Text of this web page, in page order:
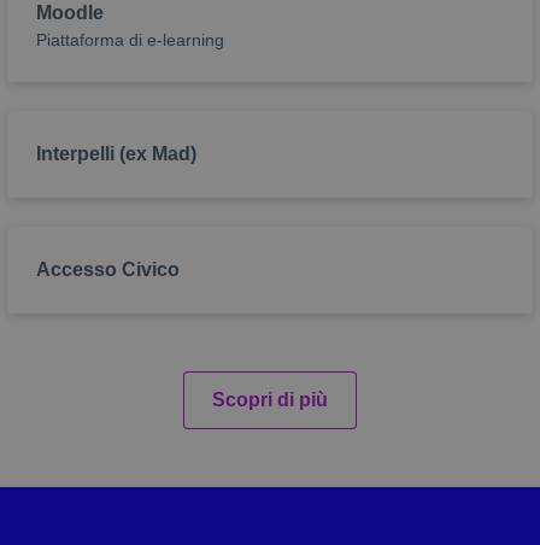
Moodle
Piattaforma di e-learning
Interpelli (ex Mad)
Accesso Civico
Scopri di più